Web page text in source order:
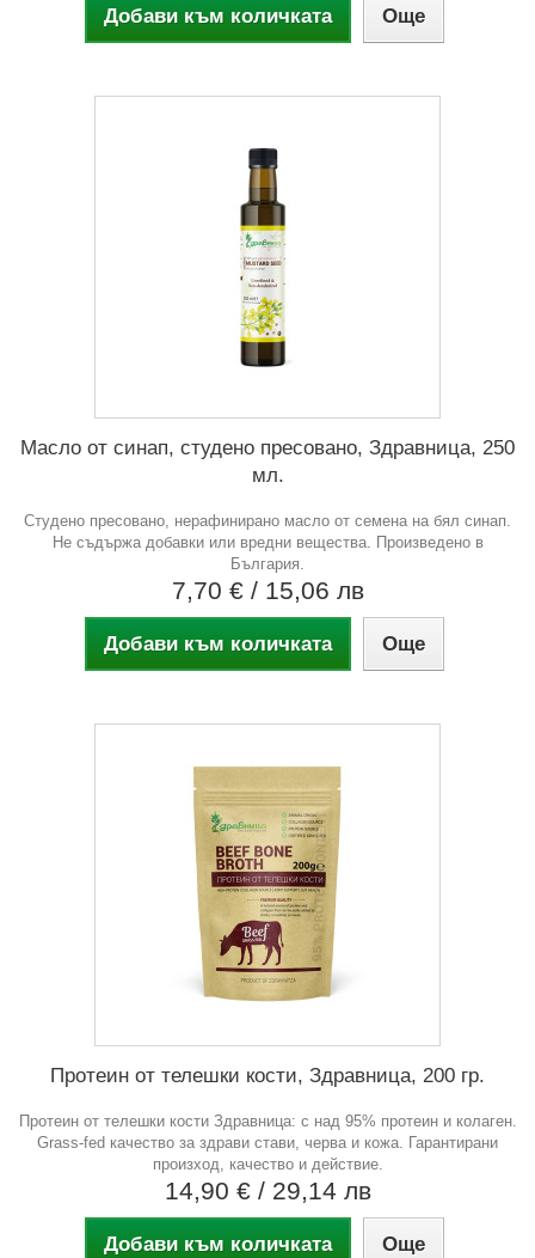
Добави към количката Още
Масло от синап, студено пресовано, Здравница, 250
мл.
Студено пресовано, нерафинирано масло от семена на бял синап.
Не съдържа добавки или вредни вещества. Произведено в
България.
7,70 € / 15,06 лв
Добави към количката Още
Протеин от телешки кости, Здравница, 200 гр.
Протеин от телешки кости Здравница: с над 95% протеин и колаген.
Grass-fed качество за здрави стави, черва и кожа. Гарантирани
произход, качество и действие.
14,90 € / 29,14 лв
Добави към количката Още